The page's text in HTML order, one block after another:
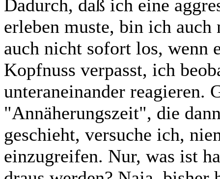
Dadurch, daß ich eine
erleben muste, bin ich
auch nicht sofort los, wenn
Kopfnuss verpasst, ich
unteraneinander reagieren.
"Annäherungszeit", die
geschieht, versuche ich,
einzugreifen. Nur, was ist